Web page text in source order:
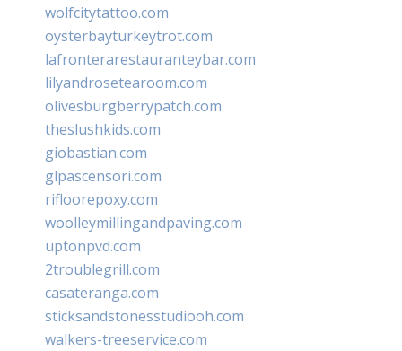
wolfcitytattoo.com
oysterbayturkeytrot.com
lafronterarestauranteybar.com
lilyandrosetearoom.com
olivesburgberrypatch.com
theslushkids.com
giobastian.com
glpascensori.com
rifloorepoxy.com
woolleymillingandpaving.com
uptonpvd.com
2troublegrill.com
casateranga.com
sticksandstonesstudiooh.com
walkers-treeservice.com